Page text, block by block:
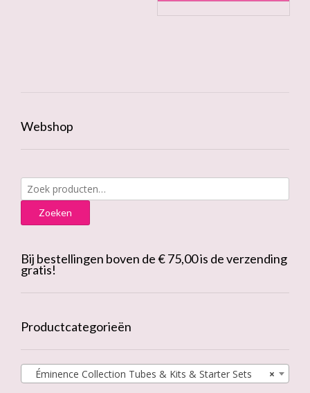
Webshop
Zoeken
naar:
Zoeken
Bij bestellingen boven de € 75,00 is de verzending
gratis!
Productcategorieën
×
Éminence Collection Tubes & Kits & Starter Sets